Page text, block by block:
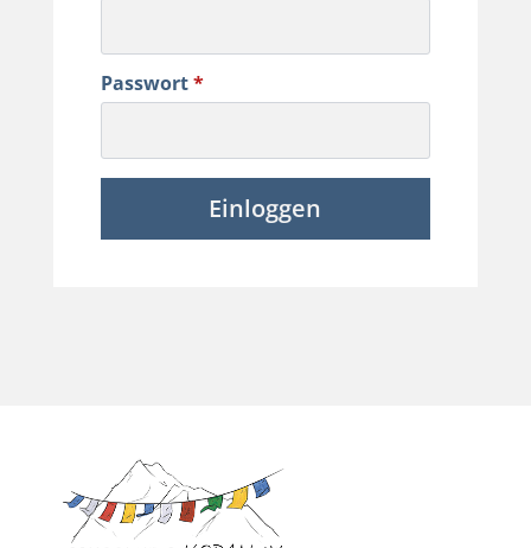
Passwort*
Einloggen